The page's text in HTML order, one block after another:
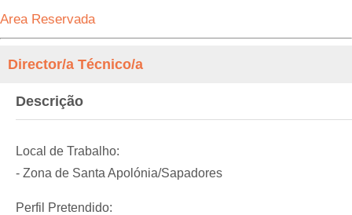
Area Reservada
Director/a Técnico/a
Descrição
Local de Trabalho:
- Zona de Santa Apolónia/Sapadores
Perfil Pretendido: